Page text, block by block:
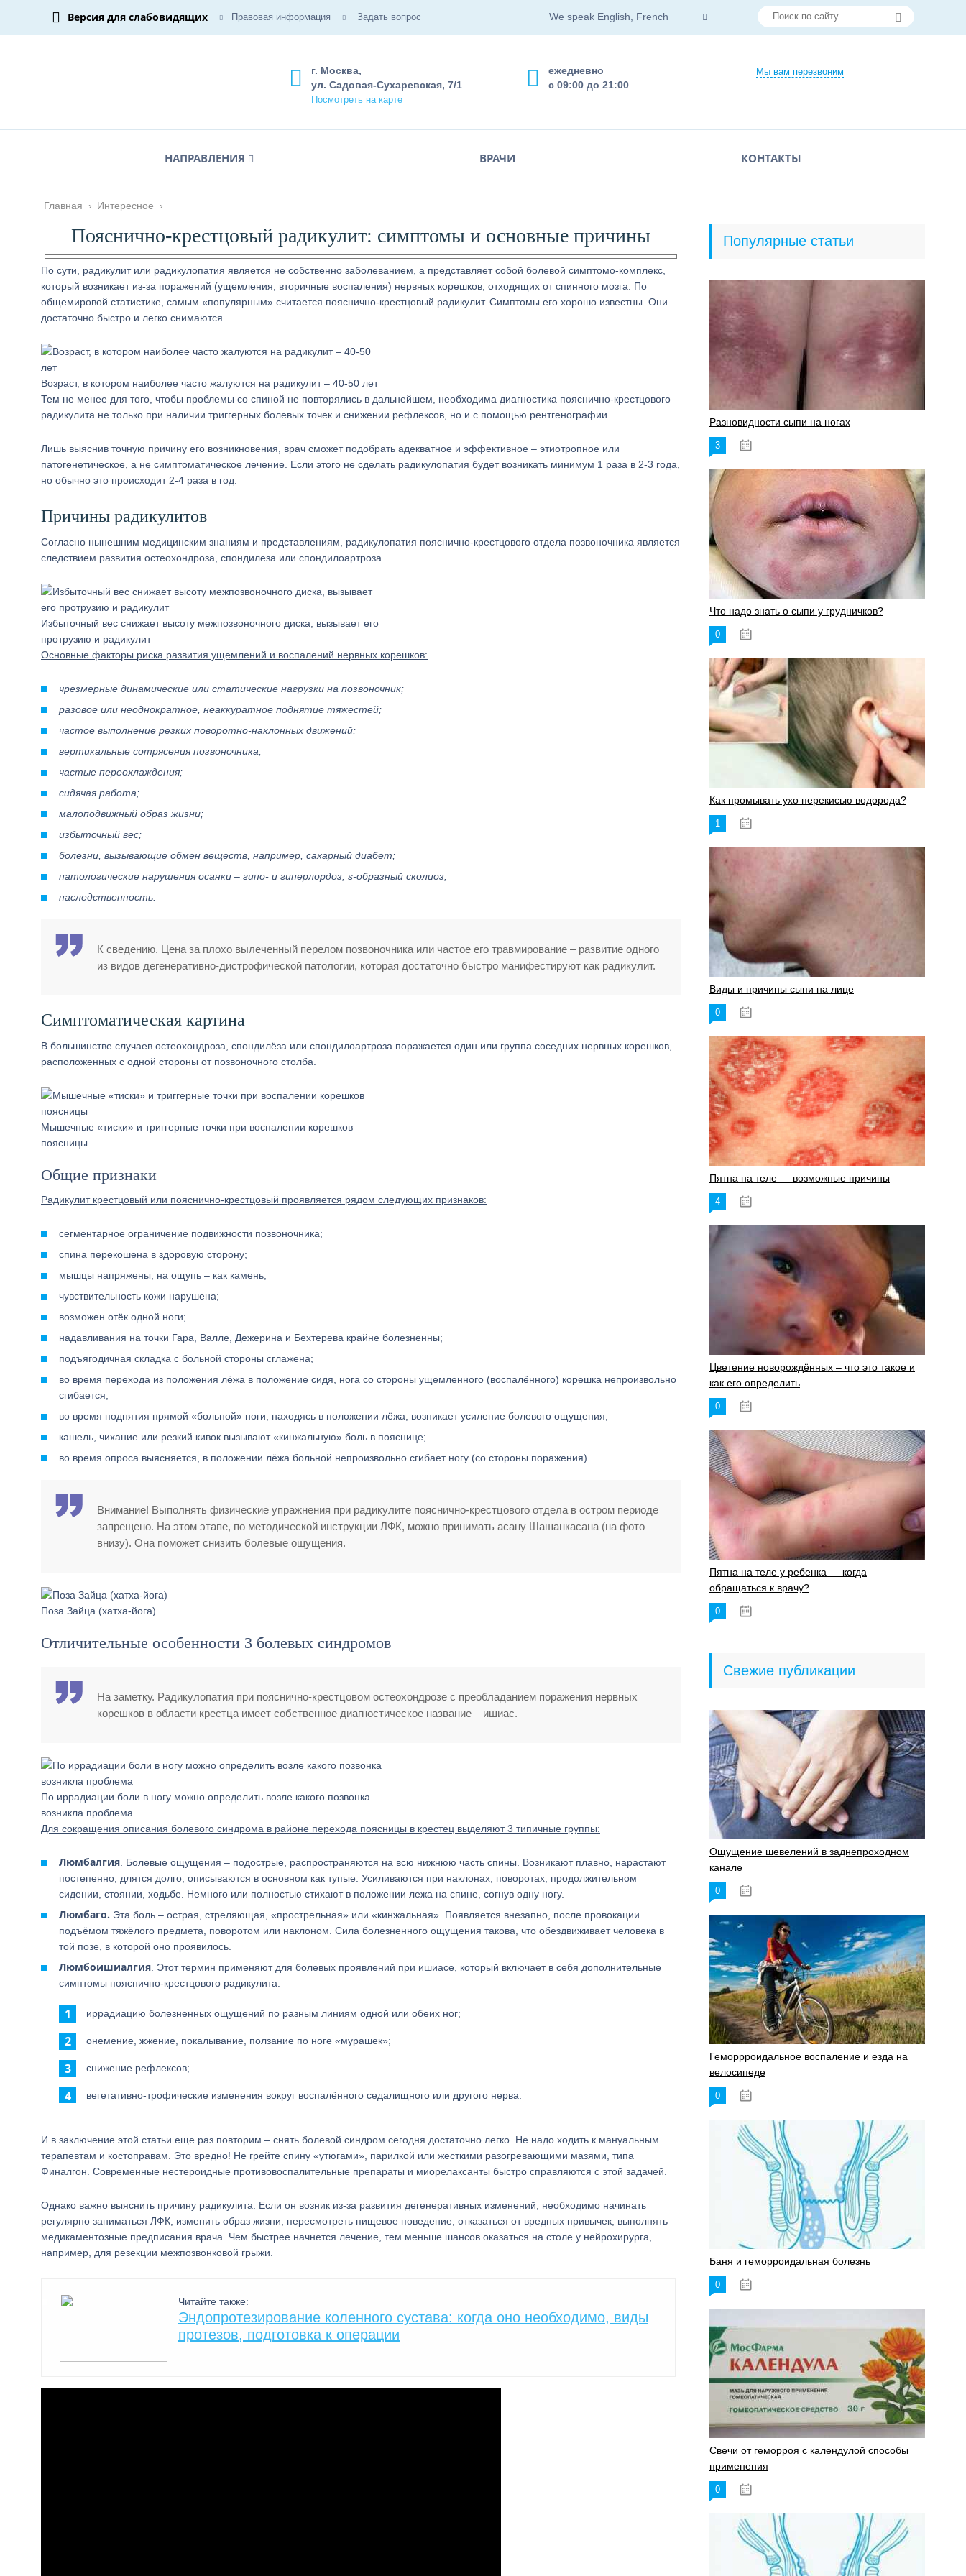
Версия для слабовидящих Правовая информация Задать вопрос We speak English, French
Мы вам перезвоним
ежедневно
с 09:00 до 21:00
г. Москва,
ул. Садовая-Сухаревская, 7/1
Посмотреть на карте
НАПРАВЛЕНИЯ ВРАЧИ КОНТАКТЫ
Главная › Интересное ›
Пояснично-крестцовый радикулит: симптомы и основные причины
По сути, радикулит или радикулопатия является не собственно заболеванием, а представляет собой болевой симптомо-комплекс,
который возникает из-за поражений (ущемления, вторичные воспаления) нервных корешков, отходящих от спинного мозга. По
общемировой статистике, самым «популярным» считается пояснично-крестцовый радикулит. Симптомы его хорошо известны. Они
достаточно быстро и легко снимаются.
Возраст, в котором наиболее часто жалуются на радикулит – 40-50 лет
Тем не менее для того, чтобы проблемы со спиной не повторялись в дальнейшем, необходима диагностика пояснично-крестцового
радикулита не только при наличии триггерных болевых точек и снижении рефлексов, но и с помощью рентгенографии.
Лишь выяснив точную причину его возникновения, врач сможет подобрать адекватное и эффективное – этиотропное или
патогенетическое, а не симптоматическое лечение. Если этого не сделать радикулопатия будет возникать минимум 1 раза в 2-3 года,
но обычно это происходит 2-4 раза в год.
Причины радикулитов
Согласно нынешним медицинским знаниям и представлениям, радикулопатия пояснично-крестцового отдела позвоночника является
следствием развития остеохондроза, спондилеза или спондилоартроза.
Избыточный вес снижает высоту межпозвоночного диска, вызывает его
протрузию и радикулит
Основные факторы риска развития ущемлений и воспалений нервных корешков:
чрезмерные динамические или статические нагрузки на позвоночник;
разовое или неоднократное, неаккуратное поднятие тяжестей;
частое выполнение резких поворотно-наклонных движений;
вертикальные сотрясения позвоночника;
частые переохлаждения;
сидячая работа;
малоподвижный образ жизни;
избыточный вес;
болезни, вызывающие обмен веществ, например, сахарный диабет;
патологические нарушения осанки – гипо- и гиперлордоз, s-образный сколиоз;
наследственность.
К сведению. Цена за плохо вылеченный перелом позвоночника или частое его травмирование – развитие одного
из видов дегенеративно-дистрофической патологии, которая достаточно быстро манифестируют как радикулит.
Симптоматическая картина
В большинстве случаев остеохондроза, спондилёза или спондилоартроза поражается один или группа соседних нервных корешков,
расположенных с одной стороны от позвоночного столба.
Мышечные «тиски» и триггерные точки при воспалении корешков
поясницы
Общие признаки
Радикулит крестцовый или пояснично-крестцовый проявляется рядом следующих признаков:
сегментарное ограничение подвижности позвоночника;
спина перекошена в здоровую сторону;
мышцы напряжены, на ощупь – как камень;
чувствительность кожи нарушена;
возможен отёк одной ноги;
надавливания на точки Гара, Валле, Дежерина и Бехтерева крайне болезненны;
подъягодичная складка с больной стороны сглажена;
во время перехода из положения лёжа в положение сидя, нога со стороны ущемленного (воспалённого) корешка непроизвольно
сгибается;
во время поднятия прямой «больной» ноги, находясь в положении лёжа, возникает усиление болевого ощущения;
кашель, чихание или резкий кивок вызывают «кинжальную» боль в пояснице;
во время опроса выясняется, в положении лёжа больной непроизвольно сгибает ногу (со стороны поражения).
Внимание! Выполнять физические упражнения при радикулите пояснично-крестцового отдела в остром периоде
запрещено. На этом этапе, по методической инструкции ЛФК, можно принимать асану Шашанкасана (на фото
внизу). Она поможет снизить болевые ощущения.
Поза Зайца (хатха-йога)
Отличительные особенности 3 болевых синдромов
На заметку. Радикулопатия при пояснично-крестцовом остеохондрозе с преобладанием поражения нервных
корешков в области крестца имеет собственное диагностическое название – ишиас.
По иррадиации боли в ногу можно определить возле какого позвонка
возникла проблема
Для сокращения описания болевого синдрома в районе перехода поясницы в крестец выделяют 3 типичные группы:
Люмбалгия . Болевые ощущения – подострые, распространяются на всю нижнюю часть спины. Возникают плавно, нарастают
постепенно, длятся долго, описываются в основном как тупые. Усиливаются при наклонах, поворотах, продолжительном
сидении, стоянии, ходьбе. Немного или полностью стихают в положении лежа на спине, согнув одну ногу.
Люмбаго. Эта боль – острая, стреляющая, «прострельная» или «кинжальная». Появляется внезапно, после провокации
подъёмом тяжёлого предмета, поворотом или наклоном. Сила болезненного ощущения такова, что обездвиживает человека в
той позе, в которой оно проявилось.
Люмбоишиалгия . Этот термин применяют для болевых проявлений при ишиасе, который включает в себя дополнительные
симптомы пояснично-крестцового радикулита:
иррадиацию болезненных ощущений по разным линиям одной или обеих ног;
онемение, жжение, покалывание, ползание по ноге «мурашек»;
снижение рефлексов;
вегетативно-трофические изменения вокруг воспалённого седалищного или другого нерва.
И в заключение этой статьи еще раз повторим – снять болевой синдром сегодня достаточно легко. Не надо ходить к мануальным
терапевтам и костоправам. Это вредно! Не грейте спину «утюгами», парилкой или жесткими разогревающими мазями, типа
Финалгон. Современные нестероидные противовоспалительные препараты и миорелаксанты быстро справляются с этой задачей.
Однако важно выяснить причину радикулита. Если он возник из-за развития дегенеративных изменений, необходимо начинать
регулярно заниматься ЛФК, изменить образ жизни, пересмотреть пищевое поведение, отказаться от вредных привычек, выполнять
медикаментозные предписания врача. Чем быстрее начнется лечение, тем меньше шансов оказаться на столе у нейрохирурга,
например, для резекции межпозвонковой грыжи.
Читайте также:
Эндопротезирование коленного сустава: когда оно необходимо, виды
протезов, подготовка к операции
Популярные статьи
Разновидности сыпи на ногах
3
Что надо знать о сыпи у грудничков?
0
Как промывать ухо перекисью водорода?
1
Виды и причины сыпи на лице
0
Пятна на теле — возможные причины
4
Цветение новорождённых – что это такое и
как его определить
0
Пятна на теле у ребенка — когда
обращаться к врачу?
0
Свежие публикации
Ощущение шевелений в заднепроходном
канале
0
Геморрроидальное воспаление и езда на
велосипеде
0
Баня и геморроидальная болезнь
0
Свечи от геморроя с календулой способы
применения
0